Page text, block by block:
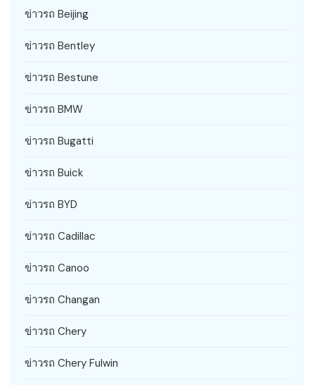
ข่าวรถ Beijing
ข่าวรถ Bentley
ข่าวรถ Bestune
ข่าวรถ BMW
ข่าวรถ Bugatti
ข่าวรถ Buick
ข่าวรถ BYD
ข่าวรถ Cadillac
ข่าวรถ Canoo
ข่าวรถ Changan
ข่าวรถ Chery
ข่าวรถ Chery Fulwin